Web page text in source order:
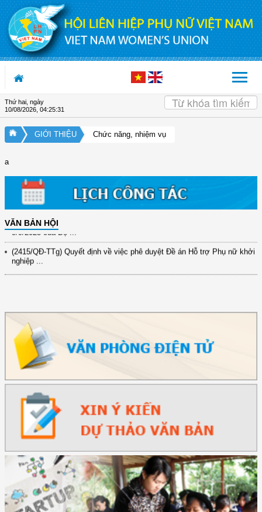
Truy cập nội dung luôn
Thứ hai, ngày
10/08/2026, 04:25:32
GIỚI THIỆU Chức năng, nhiệm vụ
a
VĂN BẢN HỘI
(12/TB-HĐKH) V/v đăng ký, đề xuất nhiệm vụ Khoa học, công nghệ và
đổi mới ...
(417/QĐ-BNNMT) Quyết định phê duyệt Chương trình mục tiêu quốc gia
xây dựng ...
(891/KH-ĐCT) Kế hoạch thực hiện Nghị quyết số 72-NQ/TW ngày
9/9/2025 của Bộ ...
(2415/QĐ-TTg) Quyết định về việc phê duyệt Đề án Hỗ trợ Phụ nữ khởi
nghiệp ...